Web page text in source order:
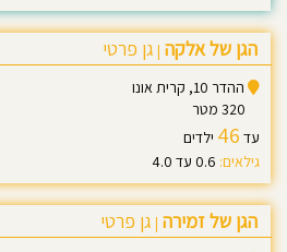
הגן של אלקה | גן פרטי
ההדר 10, קרית אונו
320 מטר
עד 46 ילדים
גילאים: 0.6 עד 4.0
הגן של זמירה | גן פרטי